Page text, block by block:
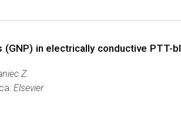
in electrically conductive PTT-
Z.
Elsevier